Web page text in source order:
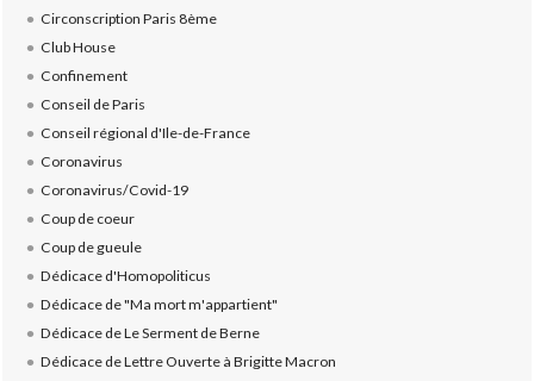
Circonscription Paris 8ème
Club House
Confinement
Conseil de Paris
Conseil régional d'Ile-de-France
Coronavirus
Coronavirus/Covid-19
Coup de coeur
Coup de gueule
Dédicace d'Homopoliticus
Dédicace de "Ma mort m'appartient"
Dédicace de Le Serment de Berne
Dédicace de Lettre Ouverte à Brigitte Macron